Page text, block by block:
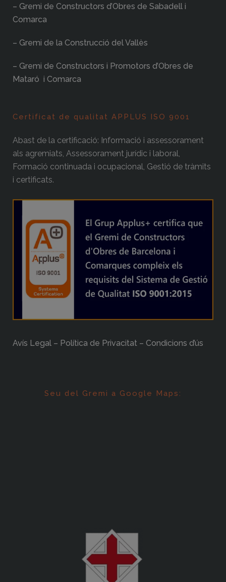
– Gremi de Constructors d’Obres de Sabadell i
Comarca
– Gremi de la Construcció del Vallès
– Gremi de Constructors i Promotors d’Obres de
Mataró i Comarca
Certificat de qualitat APPLUS ISO 9001
Abast de la certificació: Informació i assessorament
als agremiats, Assessorament jurídic i laboral,
Formació continuada i ocupacional, Gestió de tràmits
i certificats.
Avís Legal – Política de Privacitat – Condicions d’ús
Seu del Gremi a Google Maps: